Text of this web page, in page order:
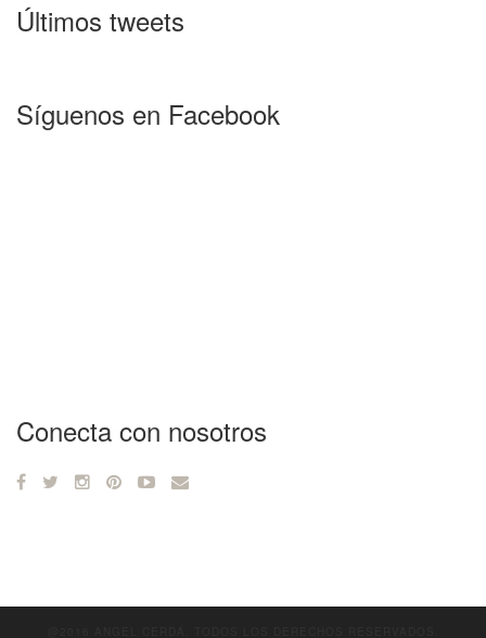
Últimos tweets
Síguenos en Facebook
Conecta con nosotros